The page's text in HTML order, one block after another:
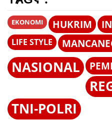
EKONOMI HUKRIM
LIFE STYLE
NASIONAL
TNI-POLRI